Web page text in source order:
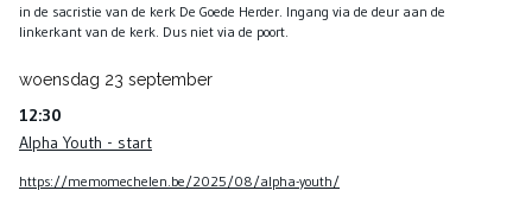
in de sacristie van de kerk De Goede Herder. Ingang via de deur aan de
linkerkant van de kerk. Dus niet via de poort.
woensdag 23 september
12:30
Alpha Youth - start
https://memomechelen.be/2025/08/alpha-youth/